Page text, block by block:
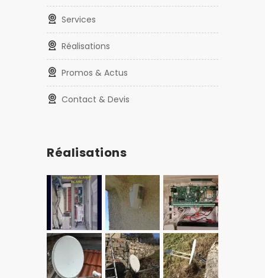
Services
Réalisations
Promos & Actus
Contact & Devis
Réalisations